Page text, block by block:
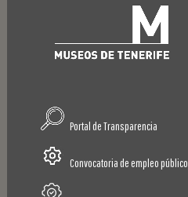
Portal de Transparencia
Convocatoria de empleo público